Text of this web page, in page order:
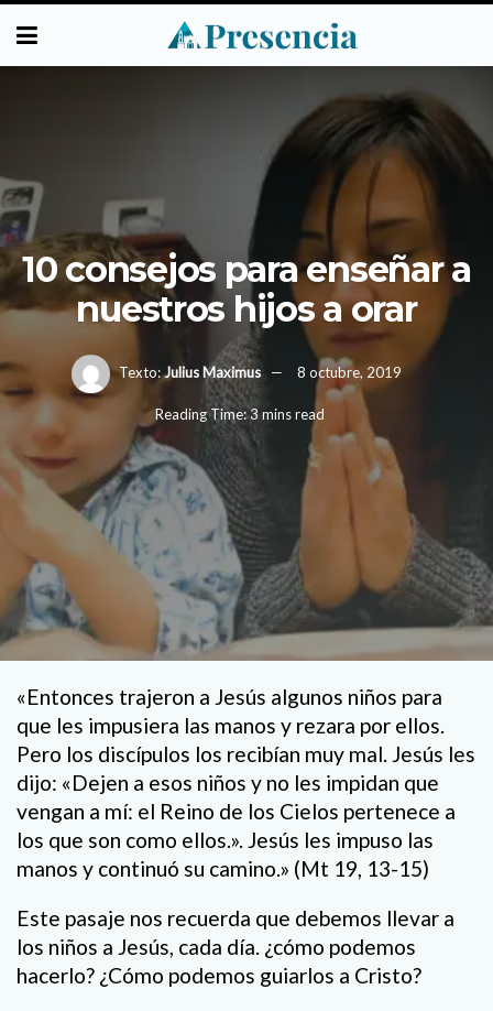
10 consejos para enseñar a
nuestros hijos a orar
Texto:Julius Maximus 8 octubre, 2019
Reading Time: 3 mins read
«Entonces trajeron a Jesús algunos niños para
que les impusiera las manos y rezara por ellos.
Pero los discípulos los recibían muy mal. Jesús les
dijo: «Dejen a esos niños y no les impidan que
vengan a mí: el Reino de los Cielos pertenece a
los que son como ellos.». Jesús les impuso las
manos y continuó su camino.» (Mt 19, 13-15)
Este pasaje nos recuerda que debemos llevar a
los niños a Jesús, cada día. ¿cómo podemos
hacerlo? ¿Cómo podemos guiarlos a Cristo?